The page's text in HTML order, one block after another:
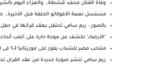
وفاة الفنان محمد قشطة.. والعزاء اليوم
مسلسل نعمة الأفوكاتو الحلقة قبل
بالصور - ريم سامي تحتفل بعقد قرانها في حفل
"الأرصاد" تكشف عن موجة حارة على أغلب أنحاء
منتخب مصر للشباب يفوز على موريتانيا 2-1 فى الدورة ...
ريم سامي تنشر صورة جديدة من عقد القران